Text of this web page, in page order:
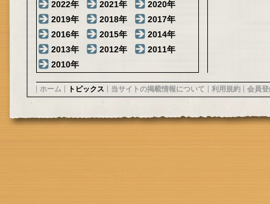
2022年
2021年
2020年
2019年
2018年
2017年
2016年
2015年
2014年
2013年
2012年
2011年
2010年
ホーム トピックス 当サイトの掲載情報について 利用規約 会員